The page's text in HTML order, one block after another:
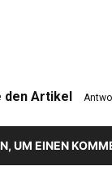
den Artikel
UM EINEN